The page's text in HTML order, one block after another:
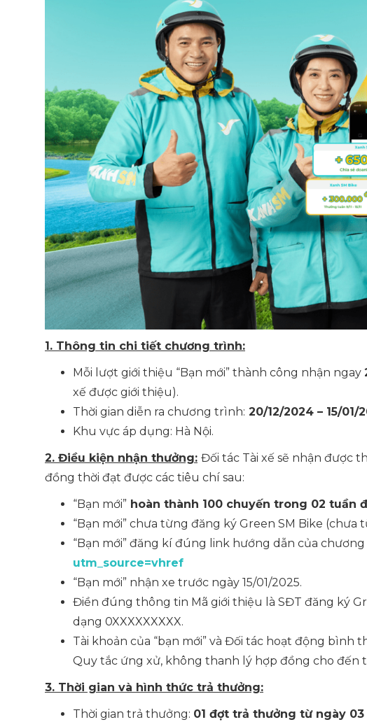
1. Thông tin chi tiết chương trình:
Mỗi lượt giới thiệu “Bạn mới” thành công nhận ngay
xế được giới thiệu).
Thời gian diễn ra chương trình: 20/12/2024 – 15/01/
Khu vực áp dụng: Hà Nội.
2. Điều kiện nhận thưởng: Đối tác Tài xế sẽ nhận được
đồng thời đạt được các tiêu chí sau:
“Bạn mới” hoàn thành 100 chuyến trong 02 tuần
“Bạn mới” chưa từng đăng ký Green SM Bike
“Bạn mới” đăng kí đúng link hướng dẫn của
utm_source=vhref
“Bạn mới” nhận xe trước ngày 15/01/2025.
Điền đúng thông tin Mã giới thiệu là SĐT đăng ký
dạng 0XXXXXXXXX.
Tài khoản của “bạn mới” và Đối tác hoạt động bình
Quy tắc ứng xử, không thanh lý hợp đồng cho đến
3. Thời gian và hình thức trả thưởng:
Thời gian trả thưởng: 01 đợt trả thưởng từ ngày 03